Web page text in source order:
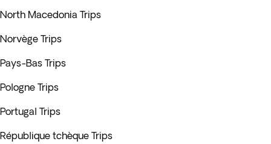
North Macedonia Trips
Norvège Trips
Pays-Bas Trips
Pologne Trips
Portugal Trips
République tchèque Trips